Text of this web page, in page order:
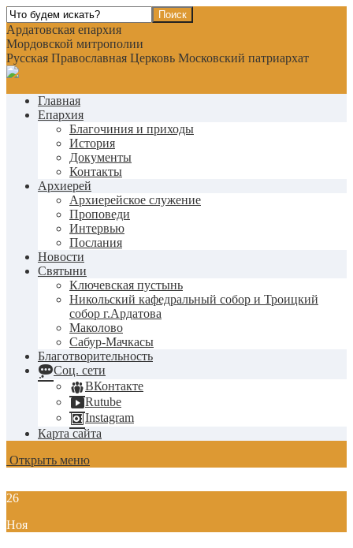
Ардатовская епархия
Мордовской митрополии
Русская Православная Церковь Московский патриархат
Главная
Епархия
Благочиния и приходы
История
Документы
Контакты
Архиерей
Архиерейское служение
Проповеди
Интервью
Послания
Новости
Святыни
Ключевская пустынь
Никольский кафедральный собор и Троицкий
собор г.Ардатова
Маколово
Сабур-Мачкасы
Благотворительность
Соц. сети
ВКонтакте
Rutube
Instagram
Карта сайта
Открыть меню
26
Ноя